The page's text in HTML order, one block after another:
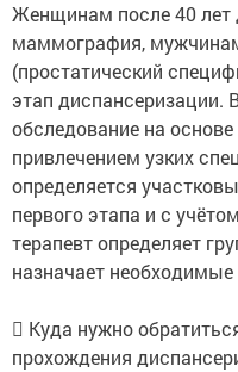
Женщинам после 40 лет
маммография,
(простатический
этап диспансеризации.
обследование на
привлечением узких
определяется
первого этапа и с
терапевт определяет
назначает
 Куда нужно
прохождения